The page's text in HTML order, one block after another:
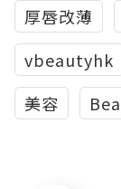
厚唇改薄
vbeautyhk
美容